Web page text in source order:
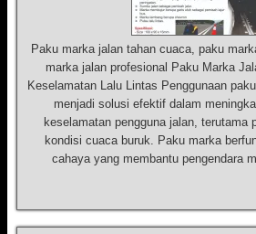
Paku marka jalan tahan cuaca, paku
marka jalan profesional Paku Marka
Keselamatan Lalu Lintas Penggunaan
menjadi solusi efektif dalam
keselamatan pengguna jalan, terutama
kondisi cuaca buruk. Paku marka
cahaya yang membantu pengendara